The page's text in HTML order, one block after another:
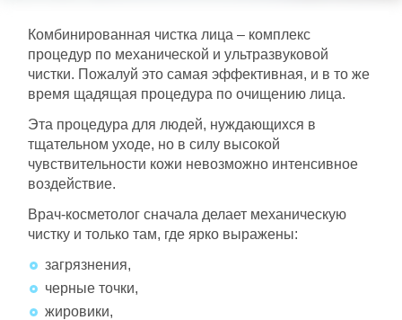
Комбинированная чистка лица – комплекс
процедур по механической и ультразвуковой
чистки. Пожалуй это самая эффективная, и в то же
время щадящая процедура по очищению лица.
Эта процедура для людей, нуждающихся в
тщательном уходе, но в силу высокой
чувствительности кожи невозможно интенсивное
воздействие.
Врач-косметолог сначала делает механическую
чистку и только там, где ярко выражены:
загрязнения,
черные точки,
жировики,
Срок действия сертификата – 1 год с
момента покупки.
Номинал сертификата
расходуется единовременно.
Подробную информацию о покупке и
использовании сертификата можно узнать у
администратора или по телефону
495-10-10